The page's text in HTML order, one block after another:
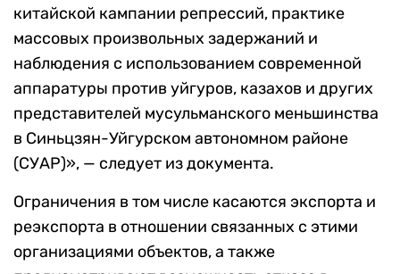
китайской кампании репрессий, практике
массовых произвольных задержаний и
наблюдения с использованием современной
аппаратуры против уйгуров, казахов и других
представителей мусульманского меньшинства
в Синьцзян-Уйгурском автономном районе
(СУАР)», — следует из документа.
Ограничения в том числе касаются экспорта и
реэкспорта в отношении связанных с этими
организациями объектов, а также